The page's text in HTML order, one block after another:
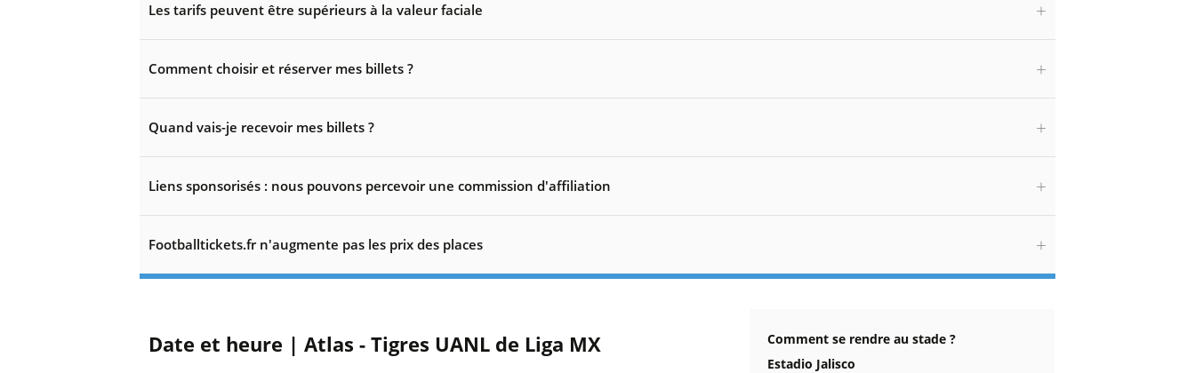
Les tarifs peuvent être supérieurs à la valeur faciale
Comment choisir et réserver mes billets ?
Quand vais-je recevoir mes billets ?
Liens sponsorisés : nous pouvons percevoir une commission d'affiliation
Footballtickets.fr n'augmente pas les prix des places
Date et heure | Atlas - Tigres UANL de Liga MX
Comment se rendre au stade ?
Estadio Jalisco